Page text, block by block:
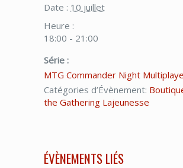
Date : 10 juillet
Heure :
18:00 - 21:00
Série :
MTG Commander Night
Catégories d’Évènement:
the Gathering Lajeunesse
ÉVÈNEMENTS LIÉS